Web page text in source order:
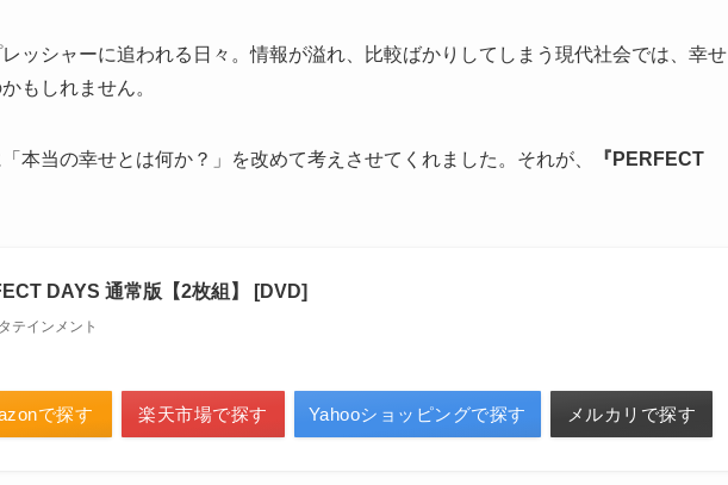
ッシャーに追われる日々。情報が溢れ、比較ばかりしてしまう現代社会では、幸せ
もしれません。
本当の幸せとは何か？」を改めて考えさせてくれました。それが、
『PERFECT
DAYS 通常版【2枚組】 [DVD]
テインメント
で探す 楽天市場で探す Yahooショッピングで探す メルカリで探す